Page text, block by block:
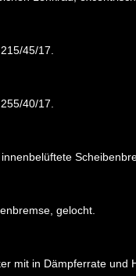
45/17.
40/17.
gelocht.
mit in Dämpferrate